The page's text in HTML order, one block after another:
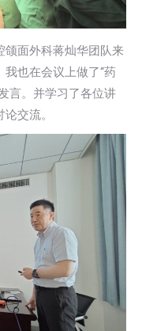
颌面外科蒋灿华团队来
也在会议上做了“药
言。并学习了各位讲
交流。